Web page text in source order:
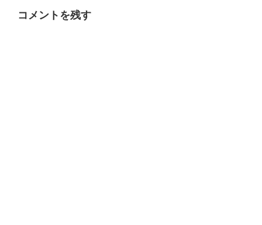
コメントを残す